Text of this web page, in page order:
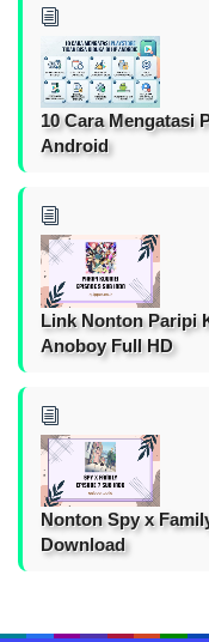
10 Cara Mengatasi
Android
Link Nonton Paripi
Anoboy Full HD
Nonton Spy x
Download